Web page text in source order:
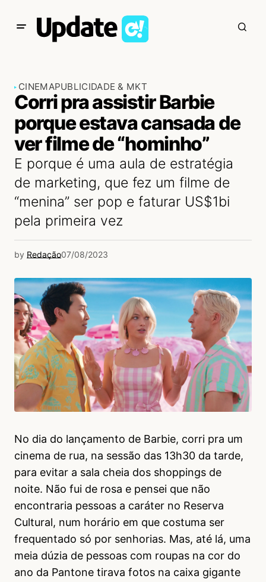
CINEMAPUBLICIDADE & MKT
Corri pra assistir Barbie
porque estava cansada de
ver filme de “hominho”
E porque é uma aula de estratégia
de marketing, que fez um filme de
“menina” ser pop e faturar US$1bi
pela primeira vez
by Redação07/08/2023
No dia do lançamento de Barbie, corri pra um
cinema de rua, na sessão das 13h30 da tarde,
para evitar a sala cheia dos shoppings de
noite. Não fui de rosa e pensei que não
encontraria pessoas a caráter no Reserva
Cultural, num horário em que costuma ser
frequentado só por senhorias. Mas, até lá, uma
meia dúzia de pessoas com roupas na cor do
ano da Pantone tirava fotos na caixa gigante